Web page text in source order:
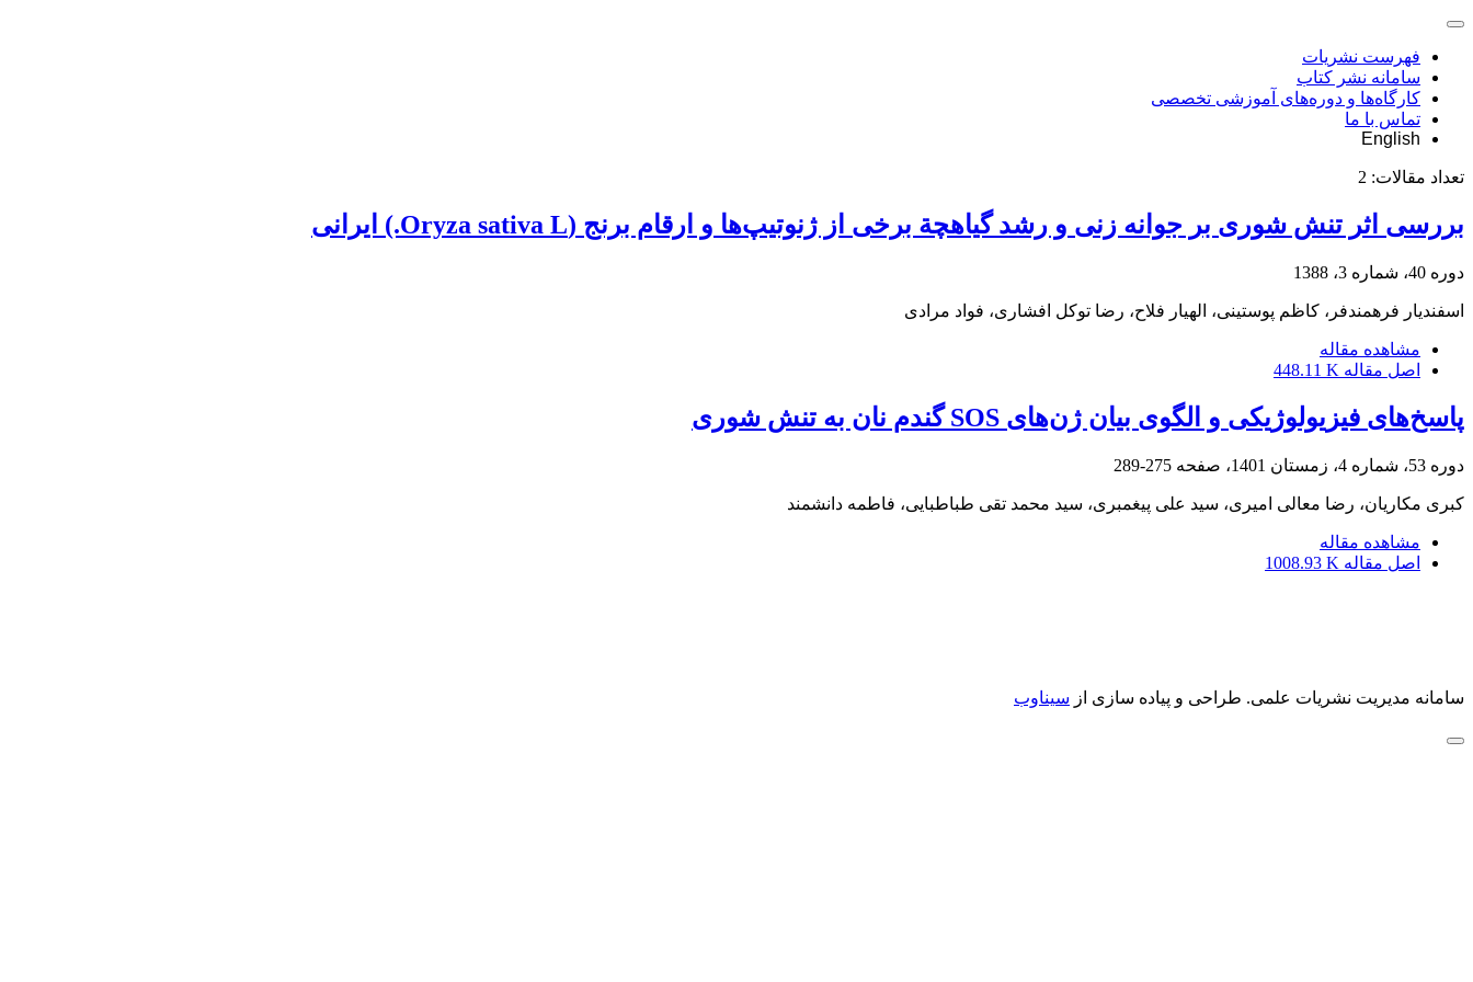
فهرست نشریات
سامانه نشر کتاب
کارگاه‌ها و دوره‌های آموزشی تخصصی
تماس با ما
English
تعداد مقالات: 2
بررسی اثر تنش شوری بر جوانه زنی و رشد گیاهچة برخی از ژنوتیپ‌ها و ارقام برنج (Oryza sativa L.) ایرانی
دوره 40، شماره 3، 1388
اسفندیار فرهمندفر، کاظم پوستینی، الهیار فلاح، رضا توکل افشاری، فواد مرادی
مشاهده مقاله
اصل مقاله 448.11 K
پاسخ‌های فیزیولوژیکی و الگوی بیان ژن‌های SOS گندم نان به تنش شوری
دوره 53، شماره 4، زمستان 1401، صفحه 275-289
کبری مکاریان، رضا معالی امیری، سید علی پیغمبری، سید محمد تقی طباطبایی، فاطمه دانشمند
مشاهده مقاله
اصل مقاله 1008.93 K
سامانه مدیریت نشریات علمی. طراحی و پیاده سازی از سیناوب